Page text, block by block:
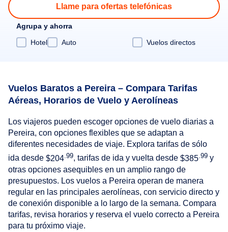
Llame para ofertas telefónicas
Agrupa y ahorra
Hotel
Auto Vuelos directos
Vuelos Baratos a Pereira – Compara Tarifas
Aéreas, Horarios de Vuelo y Aerolíneas
Los viajeros pueden escoger opciones de vuelo diarias a
Pereira, con opciones flexibles que se adaptan a
diferentes necesidades de viaje. Explora tarifas de sólo
ida desde $204 .99, tarifas de ida y vuelta desde $385 .99 y
otras opciones asequibles en un amplio rango de
presupuestos. Los vuelos a Pereira operan de manera
regular en las principales aerolíneas, con servicio directo y
de conexión disponible a lo largo de la semana. Compara
tarifas, revisa horarios y reserva el vuelo correcto a Pereira
para tu próximo viaje.